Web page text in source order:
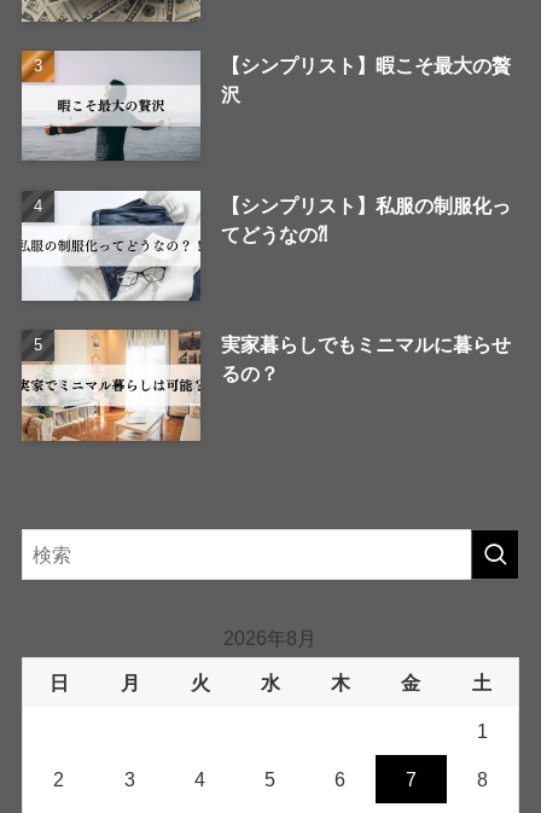
【シンプリスト】暇こそ最大の贅
沢
【シンプリスト】私服の制服化っ
てどうなの⁈
実家暮らしでもミニマルに暮らせ
るの？
2026年8月
日 月 火 水 木 金 土
1
2 3 4 5 6 7 8